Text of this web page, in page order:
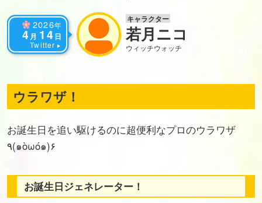
2026年
4月 14 日
Twitter
キャラクター
若月ニコ
ウィッチウォッチ
ウラワザ！
お誕生日を追い駆けるのに超便利なプロのウラワザ
٩(๑òωó๑)۶
お誕生日ジェネレーター！